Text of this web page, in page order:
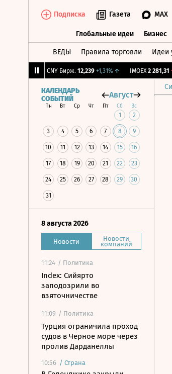
Подписка Газета MAX
Глобальные идеи Бизнес
ВЕДЫ Правила торговли Идеи
CNY Бирж. 12,239 +1,31%↑ IMOEX 2 281,31 -
КАЛЕНДАРЬ
СОБЫТИЙ
Август
Пн Вт Ср Чт Пт Сб Вс
1 2
3 4 5 6 7 8 9
10 11 12 13 14 15 16
17 18 19 20 21 22 23
24 25 26 27 28 29 30
31
8 августа 2026
Новости Новости
компаний
11:24 / Политика
Index: Сийярто
заподозрили во
взяточничестве
11:09 / Политика
Турция ограничила проход
судов в Черное море через
пролив Дарданеллы
10:56 / Страна